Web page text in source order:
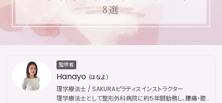
監修者
Hanayo （はなよ）
理学療法士 / SAKURAピラティスインストラクター
理学療法士として整形外科病院に約5年間勤務し、腰痛・膝